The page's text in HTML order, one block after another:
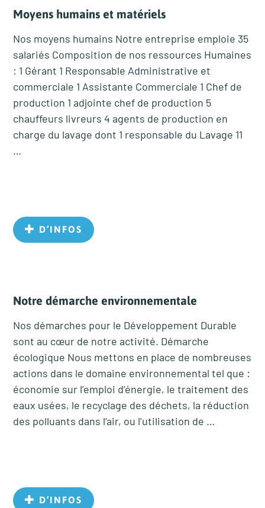
Moyens humains et matériels
Nos moyens humains Notre entreprise emploie 35
salariés Composition de nos ressources Humaines
: 1 Gérant 1 Responsable Administrative et
commerciale 1 Assistante Commerciale 1 Chef de
production 1 adjointe chef de production 5
chauffeurs livreurs 4 agents de production en
charge du lavage dont 1 responsable du Lavage 11
…
D’INFOS
Notre démarche environnementale
Nos démarches pour le Développement Durable
sont au cœur de notre activité. Démarche
écologique Nous mettons en place de nombreuses
actions dans le domaine environnemental tel que :
économie sur l’emploi d’énergie, le traitement des
eaux usées, le recyclage des déchets, la réduction
des polluants dans l’air, ou l’utilisation de …
D’INFOS